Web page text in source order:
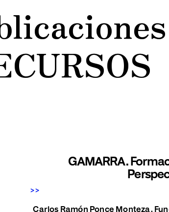
GAMARRA.
>>
Carlos Ramón Ponce Monteza.